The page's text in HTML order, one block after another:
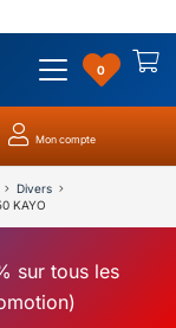
0
Mon compte
Divers
KAYO
sur tous les